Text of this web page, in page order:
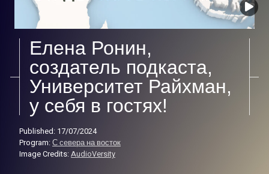
Елена Ронин,
создатель подкаста,
Университет Райхман,
у себя в гостях!
Published: 17/07/2024
Program:С севера на восток
Image Credits:AudioVersity